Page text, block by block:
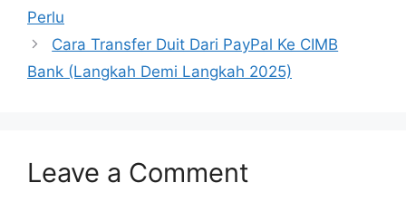
Perlu
Cara Transfer Duit Dari PayPal Ke CIMB
Bank (Langkah Demi Langkah 2025)
Leave a Comment